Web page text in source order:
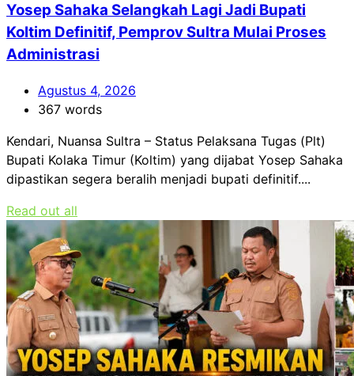
Yosep Sahaka Selangkah Lagi Jadi Bupati
Koltim Definitif, Pemprov Sultra Mulai Proses
Administrasi
Agustus 4, 2026
367 words
Kendari, Nuansa Sultra – Status Pelaksana Tugas (Plt)
Bupati Kolaka Timur (Koltim) yang dijabat Yosep Sahaka
dipastikan segera beralih menjadi bupati definitif....
Read out all